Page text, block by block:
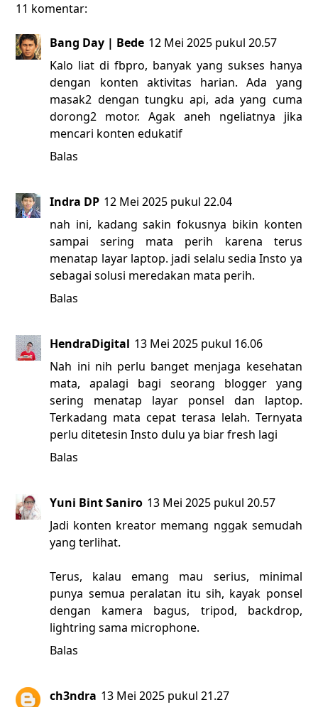
11 komentar:
Bang Day | Bede 12 Mei 2025 pukul 20.57
Kalo liat di fbpro, banyak yang sukses hanya
dengan konten aktivitas harian. Ada yang
masak2 dengan tungku api, ada yang cuma
dorong2 motor. Agak aneh ngeliatnya jika
mencari konten edukatif
Balas
Indra DP 12 Mei 2025 pukul 22.04
nah ini, kadang sakin fokusnya bikin konten
sampai sering mata perih karena terus
menatap layar laptop. jadi selalu sedia Insto ya
sebagai solusi meredakan mata perih.
Balas
HendraDigital 13 Mei 2025 pukul 16.06
Nah ini nih perlu banget menjaga kesehatan
mata, apalagi bagi seorang blogger yang
sering menatap layar ponsel dan laptop.
Terkadang mata cepat terasa lelah. Ternyata
perlu ditetesin Insto dulu ya biar fresh lagi
Balas
Yuni Bint Saniro 13 Mei 2025 pukul 20.57
Jadi konten kreator memang nggak semudah
yang terlihat.
Terus, kalau emang mau serius, minimal
punya semua peralatan itu sih, kayak ponsel
dengan kamera bagus, tripod, backdrop,
lightring sama microphone.
Balas
ch3ndra 13 Mei 2025 pukul 21.27